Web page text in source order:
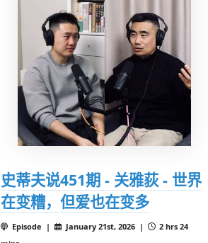
史蒂夫说451期 - 关雅荻 - 世界
在变糟，但爱也在变多
Episode | January 21st, 2026 |
2 hrs 24